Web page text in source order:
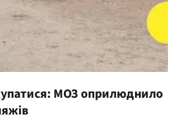
МОЗ оприлюднило